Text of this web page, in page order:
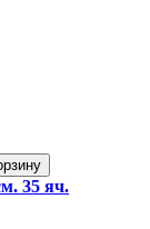
35 яч.